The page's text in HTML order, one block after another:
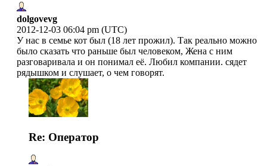
dolgovevg
2012-12-03 06:04 pm (UTC)
У нас в семье кот был (18 лет прожил). Так реально можно
было сказать что раньше был человеком, Жена с ним
разговаривала и он понимал её. Любил компании. сядет
рядышком и слушает, о чем говорят.
Re: Оператор